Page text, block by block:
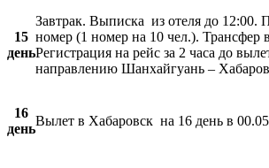
15
день
Завтрак. Выписка из отеля до 12:00.
номер (1 номер на 10 чел.). Трансфер
Регистрация на рейс за 2 часа до
направлению Шанхайгуань –
16
день
Вылет в Хабаровск на 16 день